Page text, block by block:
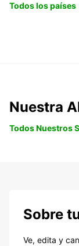
Todos los países
Nuestra
Todos Nuestros
Sobre
Ve, edita y